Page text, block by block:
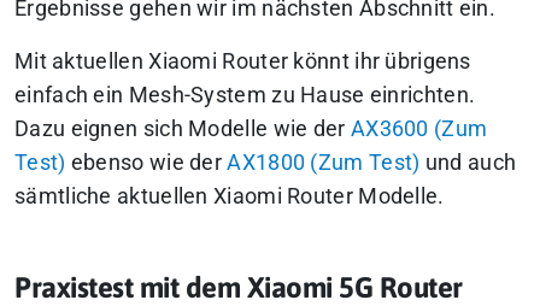
Ergebnisse gehen wir im nächsten Abschnitt ein.
Mit aktuellen Xiaomi Router könnt ihr übrigens
einfach ein Mesh-System zu Hause einrichten.
Dazu eignen sich Modelle wie der AX3600 (Zum
Test) ebenso wie derAX1800 (Zum Test) und auch
sämtliche aktuellen Xiaomi Router Modelle.
Praxistest mit dem Xiaomi 5G Router